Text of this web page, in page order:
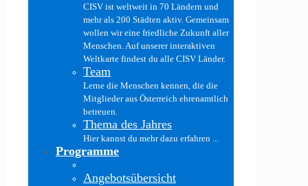
CISV ist weltweit in 70 Ländern und
mehr als 200 Städten aktiv. Gemeinsam
wollen wir eine friedliche Zukunft aller
Menschen. Auf unserer interaktiven
Weltkarte findest du alle CISV Länder.
Team
Lerne die Menschen kennen, die die
Mitglieder aus Österreich ehrenamtlich
betreuen.
Thema des Jahres
Hier kannst du mehr dazu erfahren ...
Programme
Angebotsübersicht